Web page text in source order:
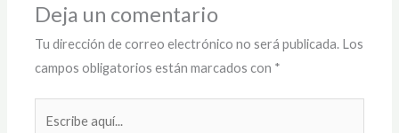
Deja un comentario
Tu dirección de correo electrónico no será publicada. Los
campos obligatorios están marcados con *